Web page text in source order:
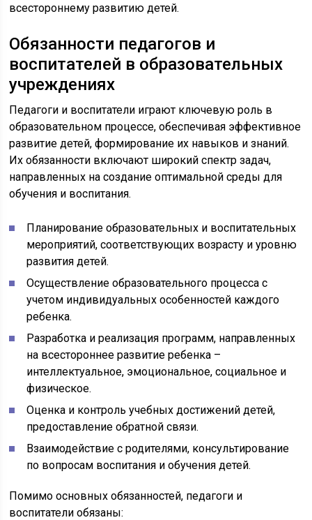
всестороннему развитию детей.
Обязанности педагогов и
воспитателей в образовательных
учреждениях
Педагоги и воспитатели играют ключевую роль в
образовательном процессе, обеспечивая эффективное
развитие детей, формирование их навыков и знаний.
Их обязанности включают широкий спектр задач,
направленных на создание оптимальной среды для
обучения и воспитания.
Планирование образовательных и воспитательных
мероприятий, соответствующих возрасту и уровню
развития детей.
Осуществление образовательного процесса с
учетом индивидуальных особенностей каждого
ребенка.
Разработка и реализация программ, направленных
на всестороннее развитие ребенка –
интеллектуальное, эмоциональное, социальное и
физическое.
Оценка и контроль учебных достижений детей,
предоставление обратной связи.
Взаимодействие с родителями, консультирование
по вопросам воспитания и обучения детей.
Помимо основных обязанностей, педагоги и
воспитатели обязаны: